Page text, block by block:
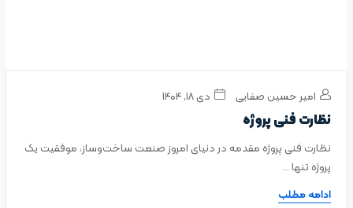
امیر حسین صفایی دی ۱۸, ۱۴۰۴
نظارت فنی پروژه
نظارت فنی پروژه مقدمه در دنیای امروز صنعت ساخت‌وساز، موفقیت یک
پروژه تنها ...
ادامه مطلب